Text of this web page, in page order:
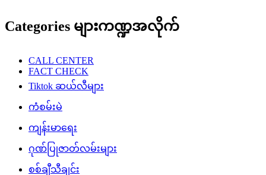
Categories များကဏ္ဍအလိုက်
CALL CENTER
FACT CHECK
Tiktok ဆယ်လီများ
ကံစမ်းမဲ
ကျန်းမာရေး
ဂုဏ်ပြုဇာတ်လမ်းများ
စစ်ချီသီချင်း